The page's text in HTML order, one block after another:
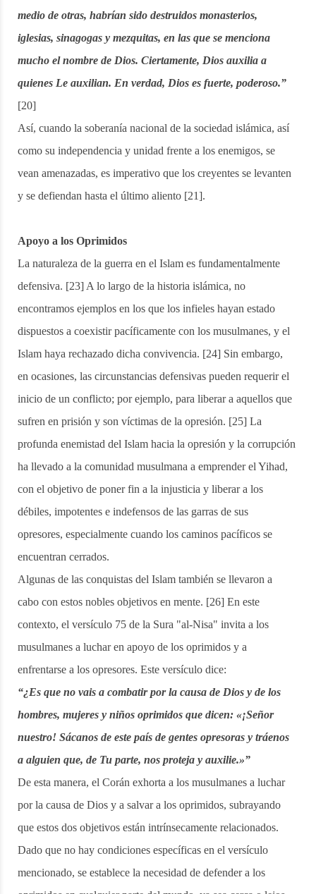
medio de otras, habrían sido destruidos monasterios,
iglesias, sinagogas y mezquitas, en las que se menciona
mucho el nombre de Dios. Ciertamente, Dios auxilia a
quienes Le auxilian. En verdad, Dios es fuerte, poderoso.”
[20]
Así, cuando la soberanía nacional de la sociedad islámica, así
como su independencia y unidad frente a los enemigos, se
vean amenazadas, es imperativo que los creyentes se levanten
y se defiendan hasta el último aliento [21].
Apoyo a los Oprimidos
La naturaleza de la guerra en el Islam es fundamentalmente
defensiva. [23] A lo largo de la historia islámica, no
encontramos ejemplos en los que los infieles hayan estado
dispuestos a coexistir pacíficamente con los musulmanes, y el
Islam haya rechazado dicha convivencia. [24] Sin embargo,
en ocasiones, las circunstancias defensivas pueden requerir el
inicio de un conflicto; por ejemplo, para liberar a aquellos que
sufren en prisión y son víctimas de la opresión. [25] La
profunda enemistad del Islam hacia la opresión y la corrupción
ha llevado a la comunidad musulmana a emprender el Yihad,
con el objetivo de poner fin a la injusticia y liberar a los
débiles, impotentes e indefensos de las garras de sus
opresores, especialmente cuando los caminos pacíficos se
encuentran cerrados.
Algunas de las conquistas del Islam también se llevaron a
cabo con estos nobles objetivos en mente. [26] En este
contexto, el versículo 75 de la Sura "al-Nisa" invita a los
musulmanes a luchar en apoyo de los oprimidos y a
enfrentarse a los opresores. Este versículo dice:
“¿Es que no vais a combatir por la causa de Dios y de los
hombres, mujeres y niños oprimidos que dicen: «¡Señor
nuestro! Sácanos de este país de gentes opresoras y tráenos
a alguien que, de Tu parte, nos proteja y auxilie.»”
De esta manera, el Corán exhorta a los musulmanes a luchar
por la causa de Dios y a salvar a los oprimidos, subrayando
que estos dos objetivos están intrínsecamente relacionados.
Dado que no hay condiciones específicas en el versículo
mencionado, se establece la necesidad de defender a los